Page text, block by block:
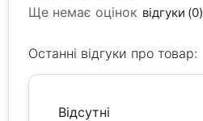
Ще немає оцінок відгуки (0)
Останні відгуки про товар:
Відсутні